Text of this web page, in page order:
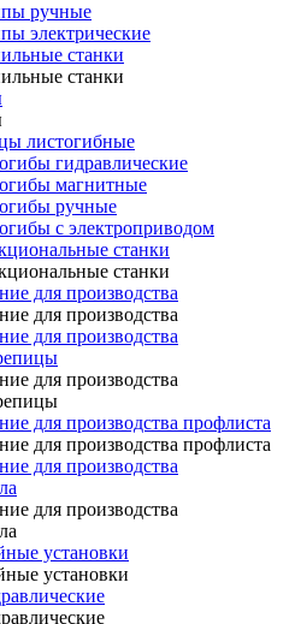
ручные
электрические
станки
станки
листогибные
гидравлические
магнитные
ручные
с электроприводом
станки
станки
для производства
для производства
для производства
для производства
для производства профлиста
для производства профлиста
для производства
для производства
установки
установки